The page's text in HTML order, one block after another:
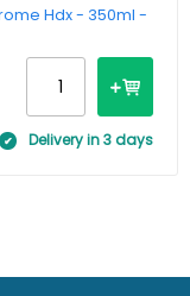
Hdx - 350ml -
Delivery in 3 days